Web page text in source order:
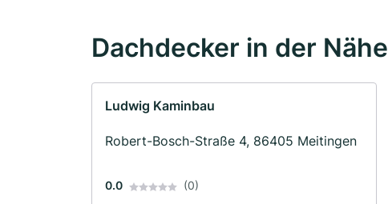
Dachdecker in der Nähe
Ludwig Kaminbau
Robert-Bosch-Straße 4, 86405 Meitingen
0.0 (0)